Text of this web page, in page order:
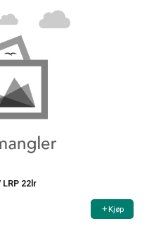
LRP 22lr
Kjøp